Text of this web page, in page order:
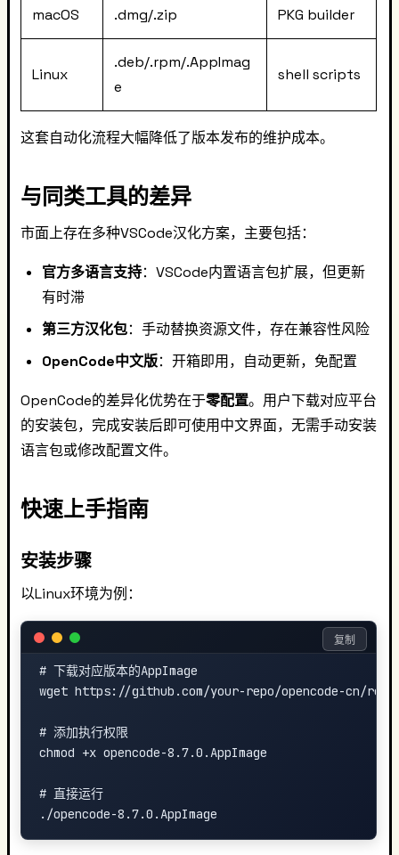
macOS .dmg/.zip PKG builder
Linux
.deb/.rpm/.AppImag
e
shell scripts
这套自动化流程大幅降低了版本发布的维护成本。
与同类工具的差异
市面上存在多种VSCode汉化方案，主要包括：
官方多语言支持：VSCode内置语言包扩展，但更新
有时滞
第三方汉化包：手动替换资源文件，存在兼容性风险
OpenCode中文版：开箱即用，自动更新，免配置
OpenCode的差异化优势在于零配置。用户下载对应平台
的安装包，完成安装后即可使用中文界面，无需手动安装
语言包或修改配置文件。
快速上手指南
安装步骤
以Linux环境为例：
# 下载对应版本的AppImage
wget https://github.com/your-repo/opencode-cn/
# 添加执行权限
chmod +x opencode-8.7.0.AppImage
# 直接运行
复制